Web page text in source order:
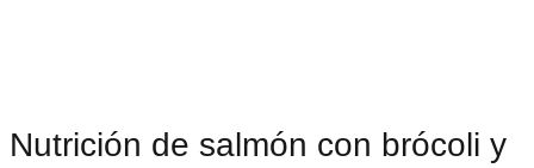
Nutrición de salmón con brócoli y